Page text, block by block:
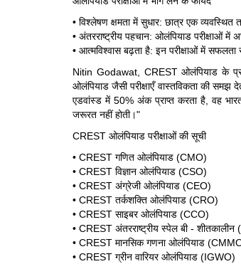
• विश्लेषण क्षमता में सुधार: छात्र एक
• अंतरराष्ट्रीय पहचान: ओलंपियाड परीक्षाओं
• आत्मविश्वास बढ़ता है: इन परीक्षाओं में
Nitin Godawat, CREST ओलंपियाड के
ओलंपियाड जैसी परीक्षाएँ वास्तविकता की समझ
एडवांस्ड में 50% अंक प्राप्त करता है, वह
जरूरत नहीं होती।"
CREST ओलंपियाड परीक्षाओं की सूची
• CREST गणित ओलंपियाड (CMO)
• CREST विज्ञान ओलंपियाड (CSO)
• CREST अंग्रेजी ओलंपियाड (CEO)
• CREST तर्कशक्ति ओलंपियाड (CRO)
• CREST साइबर ओलंपियाड (CCO)
• CREST अंतरराष्ट्रीय स्पेल बी - शीतकालीन
• CREST मानसिक गणना ओलंपियाड
• CREST ग्रीन वारियर ओलंपियाड (IGWO)